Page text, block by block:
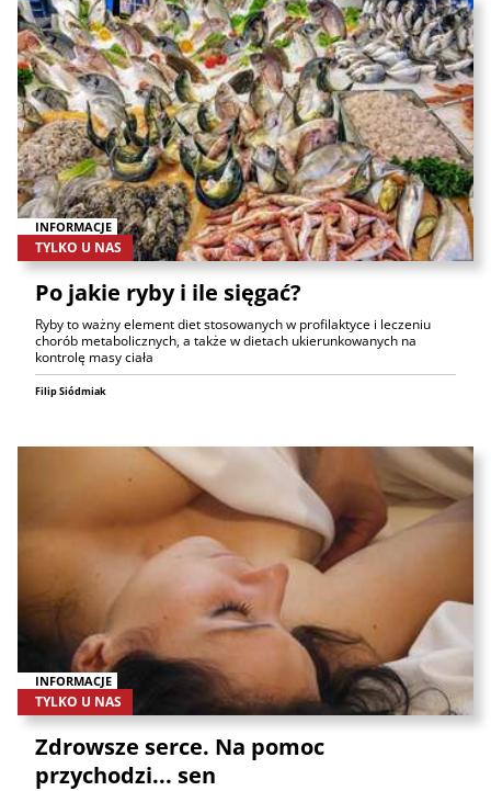
INFORMACJE
TYLKO U NAS
Po jakie ryby i ile sięgać?
Ryby to ważny element diet stosowanych w profilaktyce i leczeniu
chorób metabolicznych, a także w dietach ukierunkowanych na
kontrolę masy ciała
Filip Siódmiak
INFORMACJE
TYLKO U NAS
Zdrowsze serce. Na pomoc
przychodzi... sen